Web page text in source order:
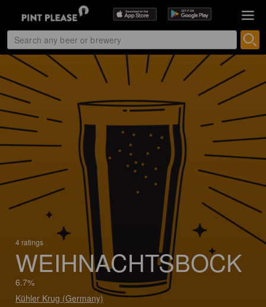
4 ratings
WEIHNACHTSBOCK
6.7%
Kühler Krug (Germany)